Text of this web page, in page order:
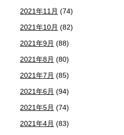
2021年11月 (74)
2021年10月 (82)
2021年9月 (88)
2021年8月 (80)
2021年7月 (85)
2021年6月 (94)
2021年5月 (74)
2021年4月 (83)